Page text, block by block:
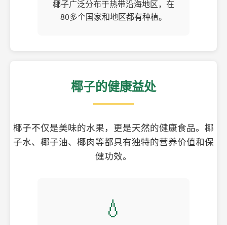
椰子广泛分布于热带沿海地区，在
80多个国家和地区都有种植。
椰子的健康益处
椰子不仅是美味的水果，更是天然的健康食品。椰
子水、椰子油、椰肉等都具有独特的营养价值和保
健功效。
💧